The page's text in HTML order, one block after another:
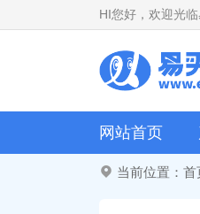
HI您好，欢迎光
网站首页
当前位置： 首